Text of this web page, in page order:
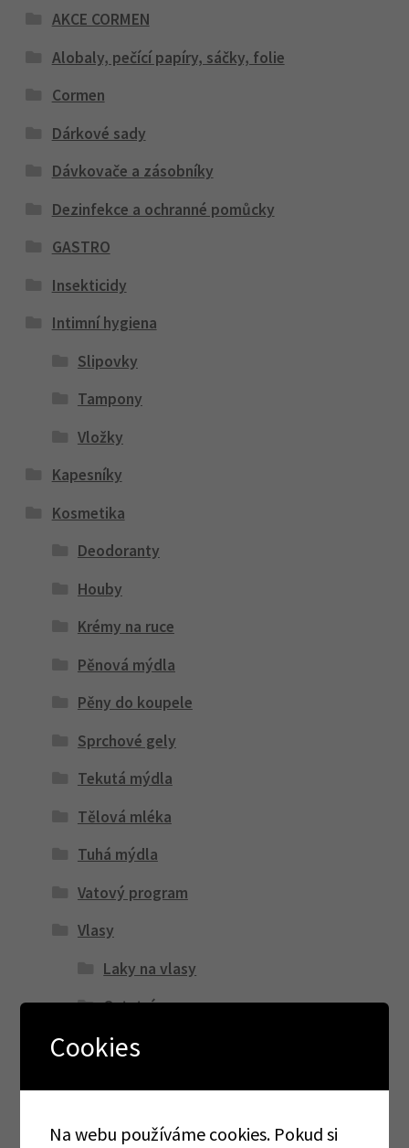
AKCE CORMEN
Alobaly, pečící papíry, sáčky, folie
Cormen
Dárkové sady
Dávkovače a zásobníky
Dezinfekce a ochranné pomůcky
GASTRO
Insekticidy
Intimní hygiena
Slipovky
Tampony
Vložky
Kapesníky
Kosmetika
Deodoranty
Houby
Krémy na ruce
Pěnová mýdla
Pěny do koupele
Sprchové gely
Tekutá mýdla
Tělová mléka
Tuhá mýdla
Vatový program
Vlasy
Laky na vlasy
Ostatní
Šampony
Cookies
Na webu používáme cookies. Pokud si